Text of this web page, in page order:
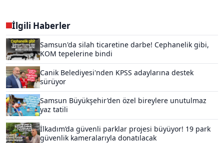
İlgili Haberler
Samsun'da silah ticaretine darbe! Cephanelik gibi,
KOM tepelerine bindi
Canik Belediyesi'nden KPSS adaylarına destek
sürüyor
Samsun Büyükşehir’den özel bireylere unutulmaz
yaz tatili
İlkadım’da güvenli parklar projesi büyüyor! 19 park
güvenlik kameralarıyla donatılacak